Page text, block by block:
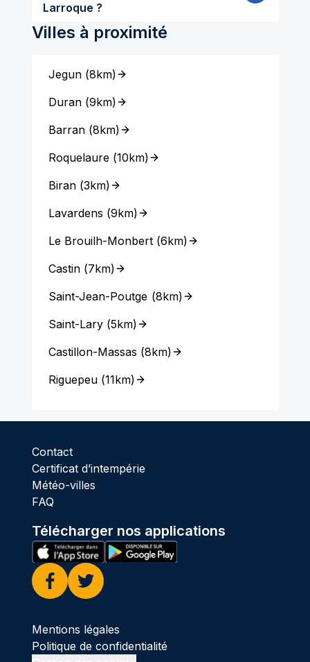
Larroque ?
Villes à proximité
Jegun(8km)
Duran(9km)
Barran(8km)
Roquelaure(10km)
Biran(3km)
Lavardens (9km)
Le Brouilh-Monbert(6km)
Castin(7km)
Saint-Jean-Poutge (8km)
Saint-Lary(5km)
Castillon-Massas (8km)
Riguepeu(11km)
Contact
Certificat d’intempérie
Météo-villes
FAQ
Télécharger nos applications
Facebook
Twitter
Mentions légales
Politique de confidentialité